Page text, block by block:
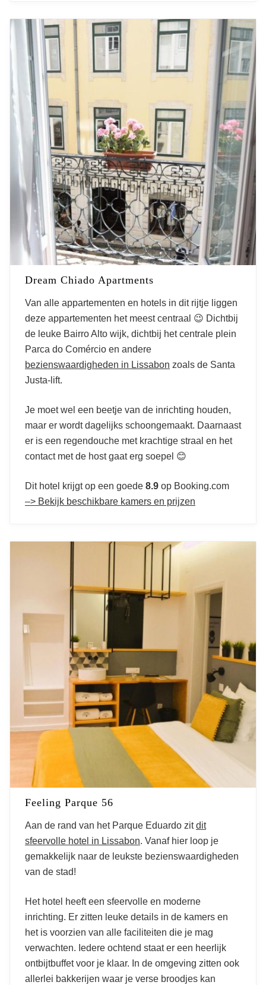
Dream Chiado Apartments
Van alle appartementen en hotels in dit rijtje liggen
deze appartementen het meest centraal 😉 Dichtbij
de leuke Bairro Alto wijk, dichtbij het centrale plein
Parca do Comércio en andere
bezienswaardigheden in Lissabon zoals de Santa
Justa-lift.
Je moet wel een beetje van de inrichting houden,
maar er wordt dagelijks schoongemaakt. Daarnaast
er is een regendouche met krachtige straal en het
contact met de host gaat erg soepel 😊
Dit hotel krijgt op een goede 8.9 op Booking.com
–> Bekijk beschikbare kamers en prijzen
Feeling Parque 56
Aan de rand van het Parque Eduardo zitdit
sfeervolle hotel in Lissabon. Vanaf hier loop je
gemakkelijk naar de leukste bezienswaardigheden
van de stad!
Het hotel heeft een sfeervolle en moderne
inrichting. Er zitten leuke details in de kamers en
het is voorzien van alle faciliteiten die je mag
verwachten. Iedere ochtend staat er een heerlijk
ontbijtbuffet voor je klaar. In de omgeving zitten ook
allerlei bakkerijen waar je verse broodjes kan